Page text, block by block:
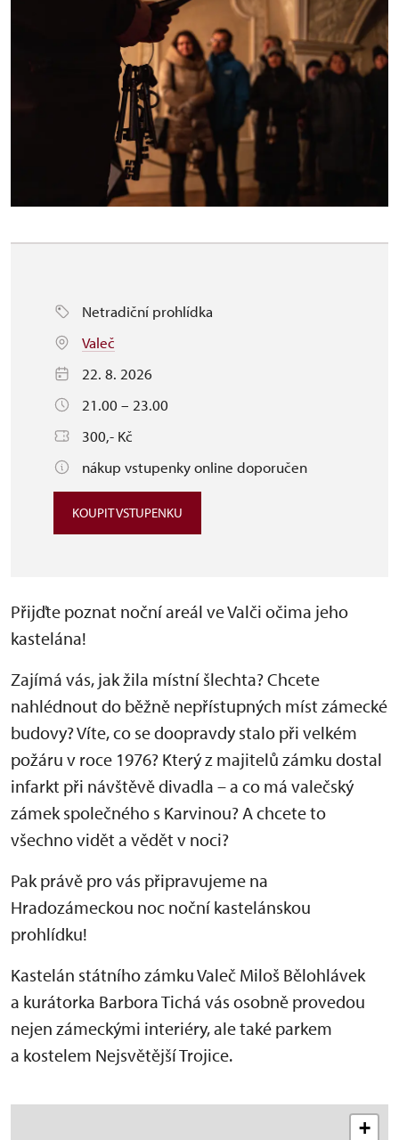
Netradiční prohlídka
Valeč
22. 8. 2026
21.00 – 23.00
300,- Kč
nákup vstupenky online doporučen
KOUPIT VSTUPENKU
Přijďte poznat noční areál ve Valči očima jeho
kastelána!
Zajímá vás, jak žila místní šlechta? Chcete
nahlédnout do běžně nepřístupných míst zámecké
budovy? Víte, co se doopravdy stalo při velkém
požáru v roce 1976? Který z majitelů zámku dostal
infarkt při návštěvě divadla – a co má valečský
zámek společného s Karvinou? A chcete to
všechno vidět a vědět v noci?
Pak právě pro vás připravujeme na
Hradozámeckou noc noční kastelánskou
prohlídku!
Kastelán státního zámku Valeč Miloš Bělohlávek
a kurátorka Barbora Tichá vás osobně provedou
nejen zámeckými interiéry, ale také parkem
a kostelem Nejsvětější Trojice.
+